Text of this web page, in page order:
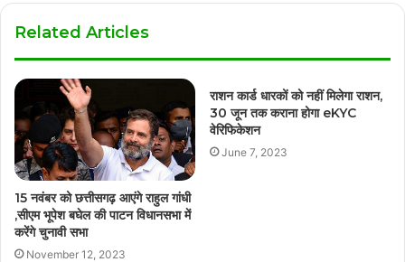
Related Articles
15 नवंबर को छत्तीसगढ़ आएंगे राहुल गांधी
,सीएम भूपेश बघेल की पाटन विधानसभा में
करेंगे चुनावी सभा
November 12, 2023
राशन कार्ड धारकों को नहीं मिलेगा राशन,
30 जून तक कराना होगा eKYC
वेरिफिकेशन
June 7, 2023